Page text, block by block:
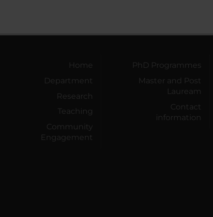
Home
Department
Research
Teaching
Community
Engagement
PhD Programmes
Master and Post
Lauream
Contact
information